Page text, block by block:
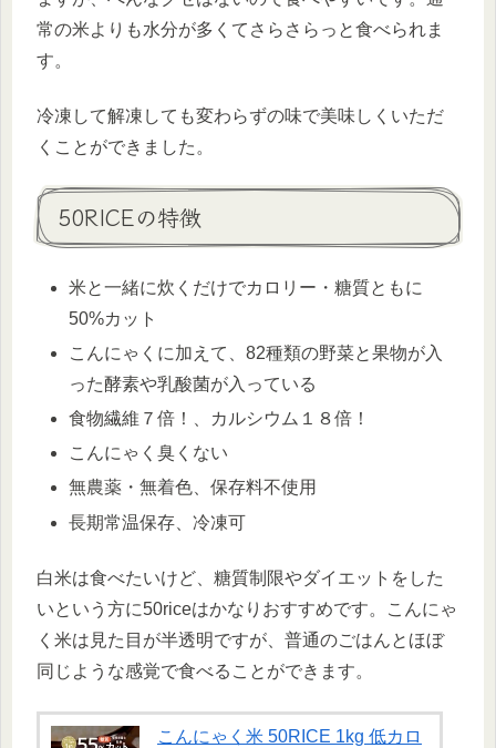
常の米よりも水分が多くてさらさらっと食べられま
す。
冷凍して解凍しても変わらずの味で美味しくいただ
くことができました。
50RICEの特徴
米と一緒に炊くだけでカロリー・糖質ともに
50%カット
こんにゃくに加えて、82種類の野菜と果物が入
った酵素や乳酸菌が入っている
食物繊維７倍！、カルシウム１８倍！
こんにゃく臭くない
無農薬・無着色、保存料不使用
長期常温保存、冷凍可
白米は食べたいけど、糖質制限やダイエットをした
いという方に50riceはかなりおすすめです。こんにゃ
く米は見た目が半透明ですが、普通のごはんとほぼ
同じような感覚で食べることができます。
こんにゃく米 50RICE 1kg 低カロ